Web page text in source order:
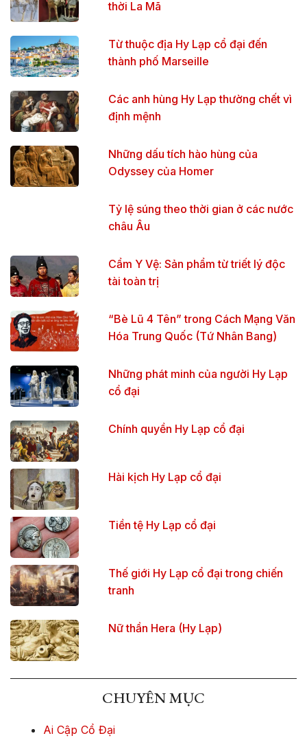
thời La Mã
Từ thuộc địa Hy Lạp cổ đại đến
thành phố Marseille
Các anh hùng Hy Lạp thường chết vì
định mệnh
Những dấu tích hào hùng của
Odyssey của Homer
Tỷ lệ súng theo thời gian ở các nước
châu Âu
Cẩm Y Vệ: Sản phẩm từ triết lý độc
tài toàn trị
“Bè Lũ 4 Tên” trong Cách Mạng Văn
Hóa Trung Quốc (Tứ Nhân Bang)
Những phát minh của người Hy Lạp
cổ đại
Chính quyền Hy Lạp cổ đại
Hài kịch Hy Lạp cổ đại
Tiền tệ Hy Lạp cổ đại
Thế giới Hy Lạp cổ đại trong chiến
tranh
Nữ thần Hera (Hy Lạp)
CHUYÊN MỤC
Ai Cập Cổ Đại